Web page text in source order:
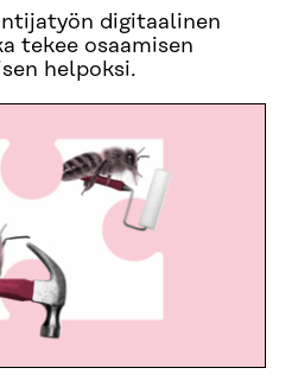
digitaalinen
tekee osaamisen
helpoksi.